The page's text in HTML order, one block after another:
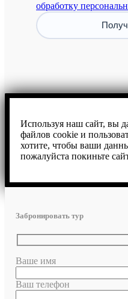
обработку
Используя наш сайт, вы
файлов cookie и
хотите, чтобы ваши
пожалуйста покиньте
Забронировать тур
Ваше имя
Ваш телефон